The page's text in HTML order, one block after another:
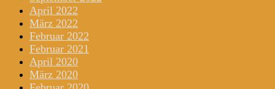
April 2022
März 2022
Februar 2022
Februar 2021
April 2020
März 2020